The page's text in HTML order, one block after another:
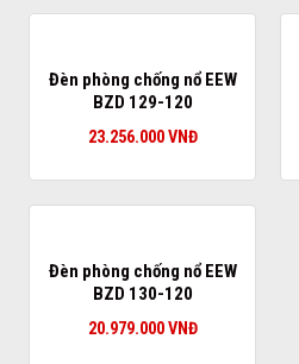
Đèn phòng chống nổ EEW
BZD 129-120
23.256.000VNĐ
Đèn phòng chống nổ EEW
BZD 130-120
20.979.000VNĐ